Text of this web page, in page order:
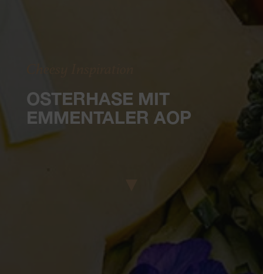
OSTERHASE MIT
EMMENTALER AOP